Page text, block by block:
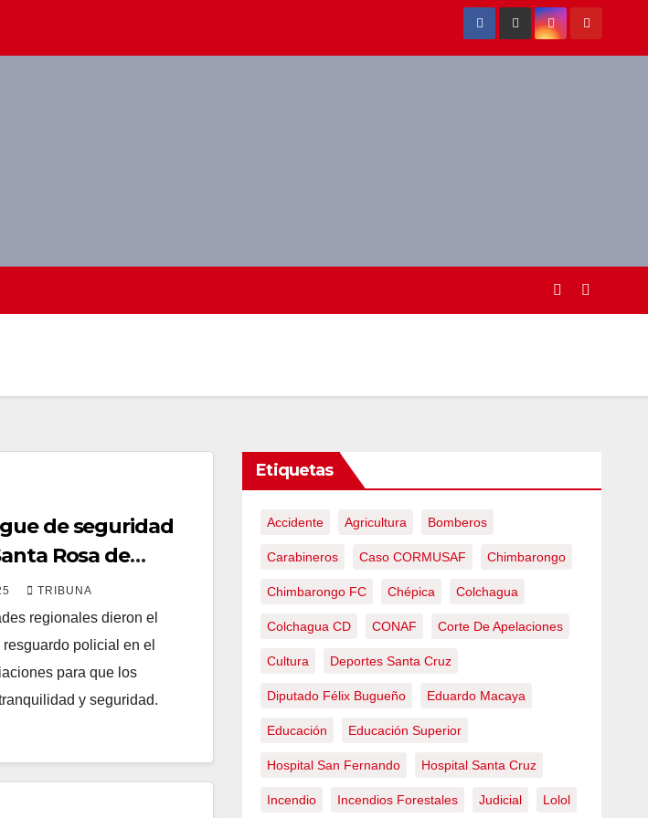
de seguridad
Rosa de
TRIBUNA
regionales dieron el
policial en el
para que los
y seguridad.
Etiquetas
Accidente Agricultura Bomberos
Carabineros Caso CORMUSAF Chimbarongo
Chimbarongo FC Chépica Colchagua
Colchagua CD CONAF Corte De Apelaciones
Cultura Deportes Santa Cruz
Diputado Félix Bugueño Eduardo Macaya
Educación Educación Superior
Hospital San Fernando Hospital Santa Cruz
Incendio Incendios Forestales Judicial Lolol